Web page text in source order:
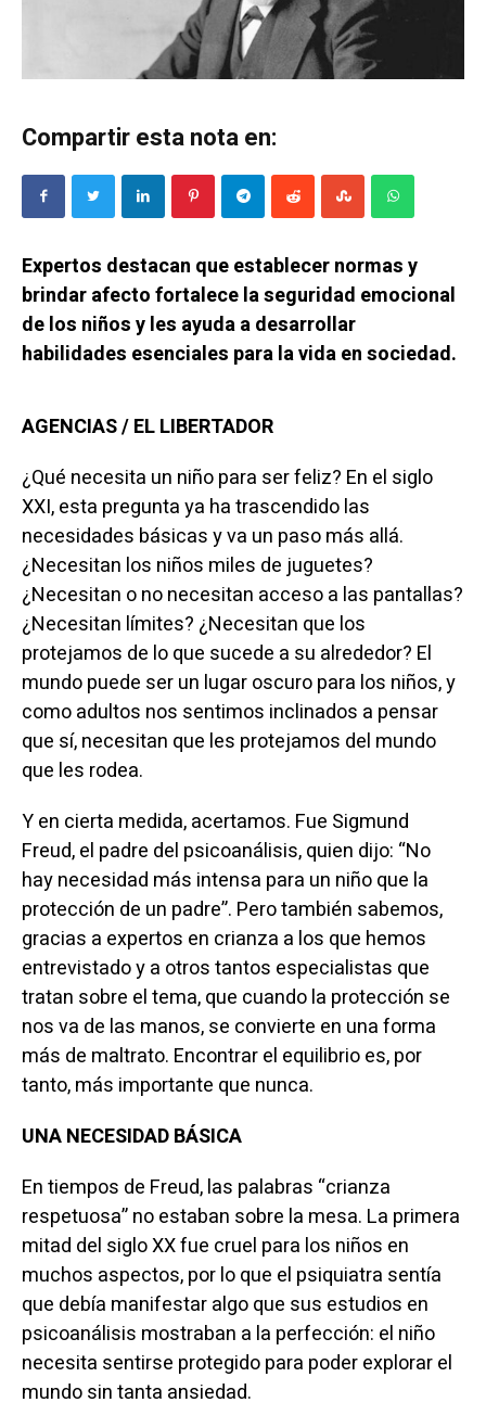
Compartir esta nota en:
Expertos destacan que establecer normas y
brindar afecto fortalece la seguridad emocional
de los niños y les ayuda a desarrollar
habilidades esenciales para la vida en sociedad.
AGENCIAS / EL LIBERTADOR
¿Qué necesita un niño para ser feliz? En el siglo
XXI, esta pregunta ya ha trascendido las
necesidades básicas y va un paso más allá.
¿Necesitan los niños miles de juguetes?
¿Necesitan o no necesitan acceso a las pantallas?
¿Necesitan límites? ¿Necesitan que los
protejamos de lo que sucede a su alrededor? El
mundo puede ser un lugar oscuro para los niños, y
como adultos nos sentimos inclinados a pensar
que sí, necesitan que les protejamos del mundo
que les rodea.
Y en cierta medida, acertamos. Fue Sigmund
Freud, el padre del psicoanálisis, quien dijo: “No
hay necesidad más intensa para un niño que la
protección de un padre”. Pero también sabemos,
gracias a expertos en crianza a los que hemos
entrevistado y a otros tantos especialistas que
tratan sobre el tema, que cuando la protección se
nos va de las manos, se convierte en una forma
más de maltrato. Encontrar el equilibrio es, por
tanto, más importante que nunca.
UNA NECESIDAD BÁSICA
En tiempos de Freud, las palabras “crianza
respetuosa” no estaban sobre la mesa. La primera
mitad del siglo XX fue cruel para los niños en
muchos aspectos, por lo que el psiquiatra sentía
que debía manifestar algo que sus estudios en
psicoanálisis mostraban a la perfección: el niño
necesita sentirse protegido para poder explorar el
mundo sin tanta ansiedad.